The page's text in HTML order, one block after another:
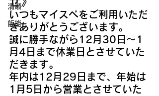
清瀬
飯能
いつもマイスぺをご利用いただ
きありがとうございます。
誠に勝手ながら12月30日～1
月4日まで休業日とさせていた
だきます。
年内は12月29日まで、年始は
1月5日から営業とさせていた